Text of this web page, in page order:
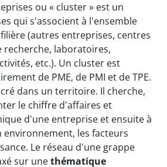
ou « cluster » est un
qui s'associent à l'ensemble
(autres entreprises, centres
laboratoires,
etc.). Un cluster est
de PME, de PMI et de TPE.
dans un territoire. Il cherche,
le chiffre d'affaires et
d'une entreprise et ensuite à
environnement, les facteurs
Le réseau d'une grappe
sur unethématique